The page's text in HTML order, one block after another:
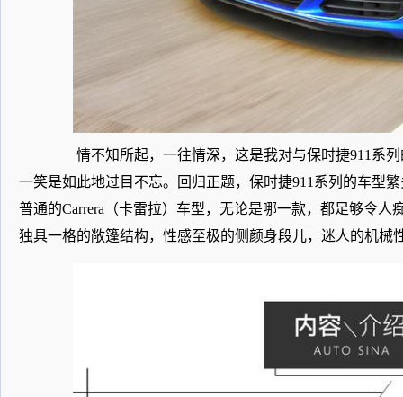
情不知所起，一往情深，这是我对与保时捷911系列
一笑是如此地过目不忘。回归正题，保时捷911系列的车型
普通的Carrera（卡雷拉）车型，无论是哪一款，都足够令人
独具一格的敞篷结构，性感至极的侧颜身段儿，迷人的机械